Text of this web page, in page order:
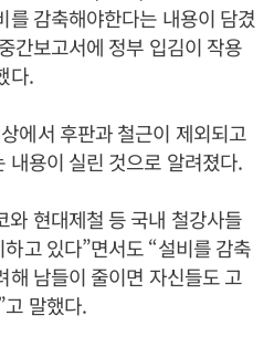
를 감축해야한다는 내용이 담겼
간보고서에 정부 입김이 작용
다.
에서 후판과 철근이 제외되고
내용이 실린 것으로 알려졌다.
와 현대제철 등 국내 철강사들
고 있다”면서도 “설비를 감축
해 남들이 줄이면 자신들도 고
말했다.